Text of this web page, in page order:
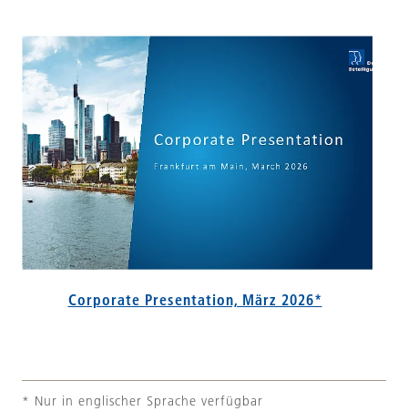
Corporate Presentation, März 2026*
* Nur in englischer Sprache verfügbar